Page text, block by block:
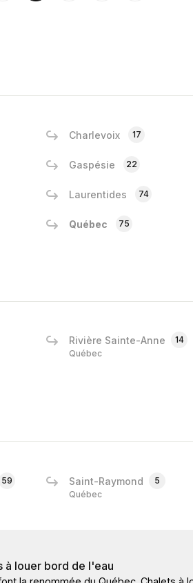
Charlevoix 17
Gaspésie 22
Laurentides 74
Québec 75
Rivière Sainte-Anne
14
Québec
59
Saint-Raymond
5
Québec
à louer bord de l'eau